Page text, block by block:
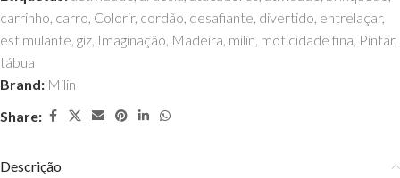
carrinho, carro, Colorir, cordão, desafiante, divertido, entrelaçar,
estimulante, giz, Imaginação, Madeira, milin, moticidade fina, Pintar,
tábua
Brand: Milin
Share:
Descrição